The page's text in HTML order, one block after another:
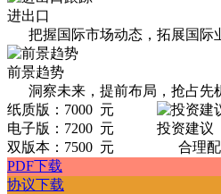
进出口
把握国际市场动态，拓展国际
前景趋势
洞察未来，提前布局，抢占先
投资建议
合理配
纸质版：7000 元
电子版：7200 元
双版本：7500 元
PDF下载
协议下载